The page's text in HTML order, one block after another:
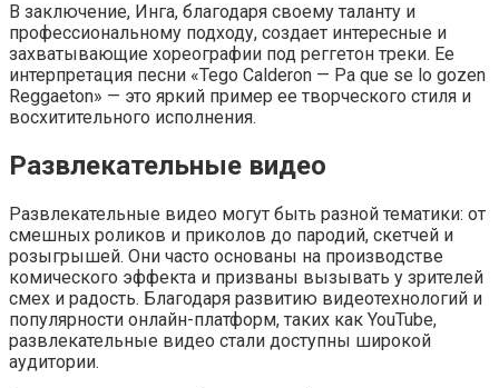
В заключение, Инга, благодаря своему таланту и
профессиональному подходу, создает интересные и
захватывающие хореографии под реггетон треки. Ее
интерпретация песни «Tego Calderon — Pa que se lo gozen
Reggaeton» — это яркий пример ее творческого стиля и
восхитительного исполнения.
Развлекательные видео
Развлекательные видео могут быть разной тематики: от
смешных роликов и приколов до пародий, скетчей и
розыгрышей. Они часто основаны на производстве
комического эффекта и призваны вызывать у зрителей
смех и радость. Благодаря развитию видеотехнологий и
популярности онлайн-платформ, таких как YouTube,
развлекательные видео стали доступны широкой
аудитории.